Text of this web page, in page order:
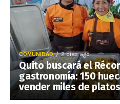
COMUNIDAD 2 días ago
Quito buscará el
gastronomía: 150
vender miles de